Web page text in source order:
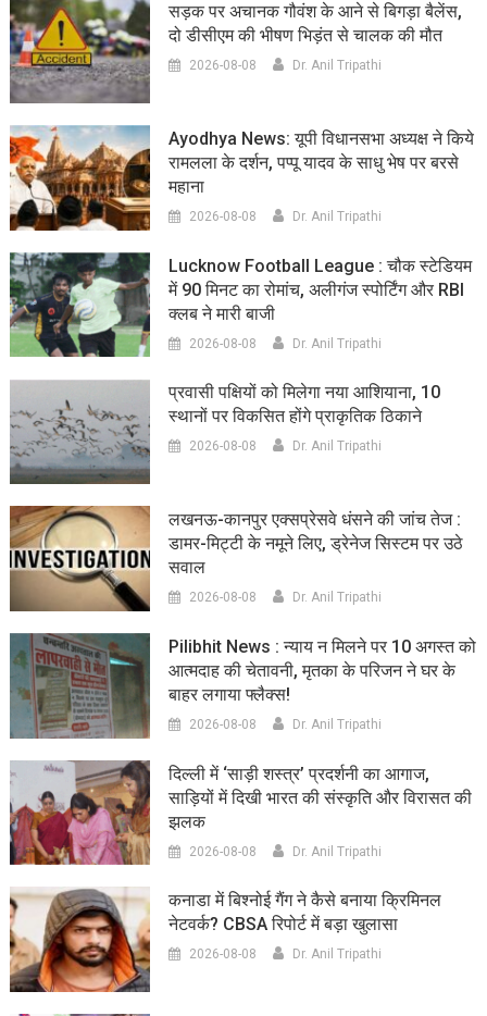
सड़क पर अचानक गौवंश के आने से बिगड़ा बैलेंस,
दो डीसीएम की भीषण भिड़ंत से चालक की मौत
2026-08-08 Dr. Anil Tripathi
Ayodhya News: यूपी विधानसभा अध्यक्ष ने किये
रामलला के दर्शन, पप्पू यादव के साधु भेष पर बरसे
महाना
2026-08-08 Dr. Anil Tripathi
Lucknow Football League : चौक स्टेडियम
में 90 मिनट का रोमांच, अलीगंज स्पोर्टिंग और RBI
क्लब ने मारी बाजी
2026-08-08 Dr. Anil Tripathi
प्रवासी पक्षियों को मिलेगा नया आशियाना, 10
स्थानों पर विकसित होंगे प्राकृतिक ठिकाने
2026-08-08 Dr. Anil Tripathi
लखनऊ-कानपुर एक्सप्रेसवे धंसने की जांच तेज :
डामर-मिट्टी के नमूने लिए, ड्रेनेज सिस्टम पर उठे
सवाल
2026-08-08 Dr. Anil Tripathi
Pilibhit News : न्याय न मिलने पर 10 अगस्त को
आत्मदाह की चेतावनी, मृतका के परिजन ने घर के
बाहर लगाया फ्लैक्स!
2026-08-08 Dr. Anil Tripathi
दिल्ली में ‘साड़ी शस्त्र’ प्रदर्शनी का आगाज,
साड़ियों में दिखी भारत की संस्कृति और विरासत की
झलक
2026-08-08 Dr. Anil Tripathi
कनाडा में बिश्नोई गैंग ने कैसे बनाया क्रिमिनल
नेटवर्क? CBSA रिपोर्ट में बड़ा खुलासा
2026-08-08 Dr. Anil Tripathi